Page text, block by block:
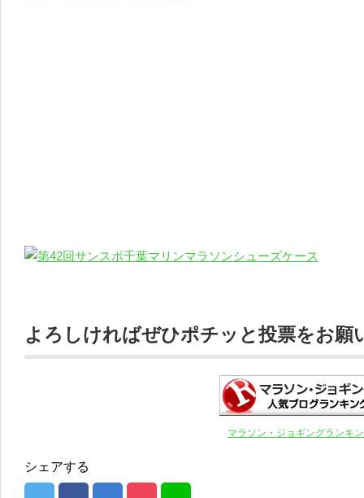
よろしければぜひポチッと投票をお願
マラソン・ジョギングランキ
シェアする